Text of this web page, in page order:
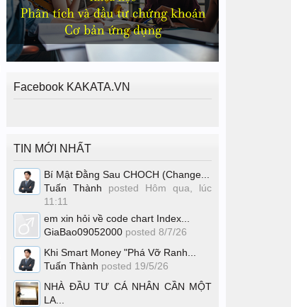
Facebook KAKATA.VN
TIN MỚI NHẤT
Bí Mật Đằng Sau CHOCH (Change...
Tuấn Thành posted Hôm qua, lúc
11:11
em xin hỏi về code chart Index...
GiaBao09052000 posted 8/7/26
Khi Smart Money "Phá Vỡ Ranh...
Tuấn Thành posted 19/5/26
NHÀ ĐẦU TƯ CÁ NHÂN CẦN MỘT
LA...